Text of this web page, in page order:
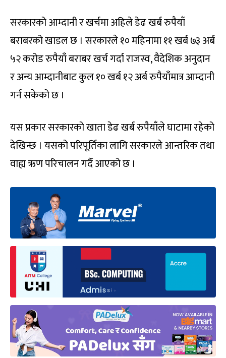
सरकारको आम्दानी र खर्चमा अहिले डेढ खर्ब रुपैयाँ
बराबरको खाडल छ । सरकारले १० महिनामा ११ खर्ब ७३ अर्ब
५२ करोड रुपैयाँ बराबर खर्च गर्दा राजस्व, वैदेशिक अनुदान
र अन्य आम्दानीबाट कुल १० खर्ब १२ अर्ब रुपैयाँमात्र आम्दानी
गर्न सकेको छ ।
यस प्रकार सरकारको खाता डेढ खर्ब रुपैयाँले घाटामा रहेको
देखिन्छ । यसको परिपूर्तिका लागि सरकारले आन्तरिक तथा
वाह्य ऋण परिचालन गर्दै आएको छ ।